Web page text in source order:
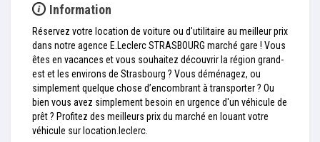
Information
Réservez votre location de voiture ou d'utilitaire au meilleur prix
dans notre agence E.Leclerc STRASBOURG marché gare ! Vous
êtes en vacances et vous souhaitez découvrir la région grand-
est et les environs de Strasbourg ? Vous déménagez, ou
simplement quelque chose d’encombrant à transporter ? Ou
bien vous avez simplement besoin en urgence d'un véhicule de
prêt ? Profitez des meilleurs prix du marché en louant votre
véhicule sur location.leclerc.